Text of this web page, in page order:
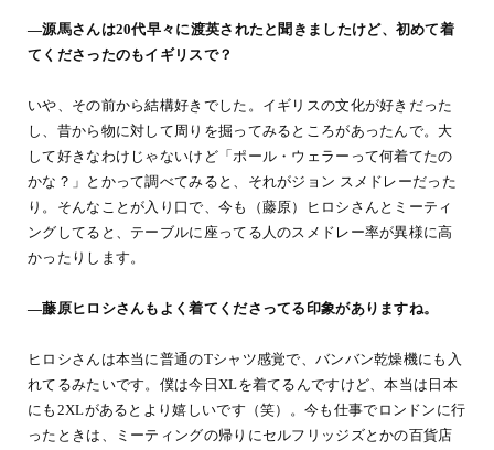
―源馬さんは20代早々に渡英されたと聞きましたけど、初めて着
てくださったのもイギリスで？
いや、その前から結構好きでした。イギリスの文化が好きだった
し、昔から物に対して周りを掘ってみるところがあったんで。大
して好きなわけじゃないけど「ポール・ウェラーって何着てたの
かな？」とかって調べてみると、それがジョン スメドレーだった
り。そんなことが入り口で、今も（藤原）ヒロシさんとミーティ
ングしてると、テーブルに座ってる人のスメドレー率が異様に高
かったりします。
―藤原ヒロシさんもよく着てくださってる印象がありますね。
ヒロシさんは本当に普通のTシャツ感覚で、バンバン乾燥機にも入
れてるみたいです。僕は今日XLを着てるんですけど、本当は日本
にも2XLがあるとより嬉しいです（笑）。今も仕事でロンドンに行
ったときは、ミーティングの帰りにセルフリッジズとかの百貨店